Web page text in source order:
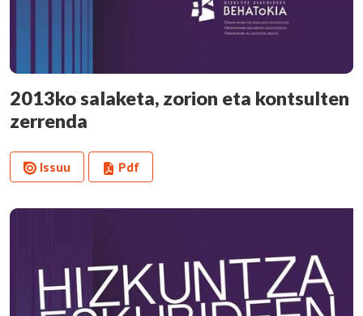
2013ko salaketa, zorion eta kontsulten
zerrenda
Issuu Pdf